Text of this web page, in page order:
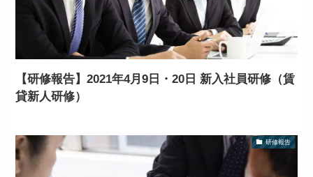
【研修報告】2021年4月9日・20日 新入社員研修（賃
貸新人研修）
研修報告